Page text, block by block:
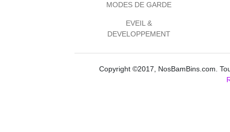
MODES DE GARDE
EVEIL &
DEVELOPPEMENT
Copyright ©2017, NosBamBins.com.